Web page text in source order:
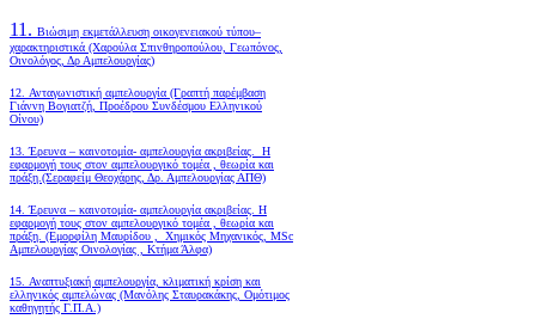
11. Βιώσιμη εκμετάλλευση οικογενειακού τύπου–
χαρακτηριστικά (Χαρούλα Σπινθηροπούλου, Γεωπόνος,
Οινολόγος, Δρ Αμπελουργίας)
12. Ανταγωνιστική αμπελουργία (Γραπτή παρέμβαση
Γιάννη Βογιατζή, Προέδρου Συνδέσμου Ελληνικού
Οίνου)
13. Έρευνα – καινοτομία- αμπελουργία ακριβείας. Η
εφαρμογή τους στον αμπελουργικό τομέα , θεωρία και
πράξη.(Σεραφείμ Θεοχάρης, Δρ. Αμπελουργίας ΑΠΘ)
14. Έρευνα – καινοτομία- αμπελουργία ακριβείας. Η
εφαρμογή τους στον αμπελουργικό τομέα , θεωρία και
πράξη. (Εμορφίλη Μαυρίδου , Χημικός Μηχανικός, MSc
Αμπελουργίας Οινολογίας , Κτήμα Άλφα)
15. Αναπτυξιακή αμπελουργία, κλιματική κρίση και
ελληνικός αμπελώνας (Μανόλης Σταυρακάκης, Ομότιμος
καθηγητής Γ.Π.Α.)